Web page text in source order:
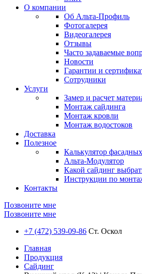
О компании
Об Альта-Профиль
Фотогалерея
Видеогалерея
Отзывы
Часто задаваемые
Новости
Гарантии и
Сотрудники
Услуги
Замер и расчет
Монтаж сайдинга
Монтаж кровли
Монтаж водостоков
Доставка
Полезное
Калькулятор
Альта-Модулятор
Какой сайдинг
Инструкции по
Контакты
Позвоните мне
Позвоните мне
+7 (472) 539-09-86 Ст. Оскол
Главная
Продукция
Сайдинг